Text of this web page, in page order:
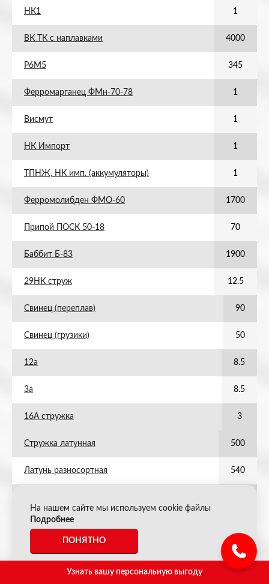
НК1 1
ВК ТК с наплавками 4000
Р6М5 345
Ферромарганец ФМн-70-78 1
Висмут 1
НК Импорт 1
ТПНЖ, НК имп. (аккумуляторы) 1
Ферромолибден ФМО-60 1700
Припой ПОСК 50-18 70
Баббит Б-83 1900
29НК струж 12.5
Свинец (переплав) 90
Свинец (грузики) 50
12а 8.5
3а 8.5
16А стружка 3
Стружка латунная 500
Латунь разносортная 540
Титан (лом)
АКБ полипропилен (слитые) 38
ПФ кабель алюминиевый ПВХ (контрольный)
На нашем сайте мы используем cookie файлы
Подробнее
ПОНЯТНО
Узнать вашу персональную выгоду